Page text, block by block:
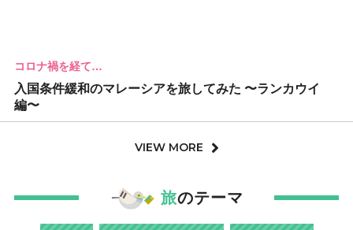
コロナ禍を経て…
入国条件緩和のマレーシアを旅してみた 〜ランカウイ
編〜
VIEW MORE
旅のテーマ